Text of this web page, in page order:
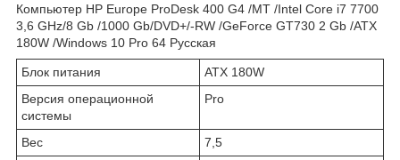
Компьютер HP Europe ProDesk 400 G4 /MT /Intel Core i7 7700
3,6 GHz/8 Gb /1000 Gb/DVD+/-RW /GeForce GT730 2 Gb /ATX
180W /Windows 10 Pro 64 Русская
Блок питания
ATX 180W
Версия операционной
системы
Pro
Вес
7,5